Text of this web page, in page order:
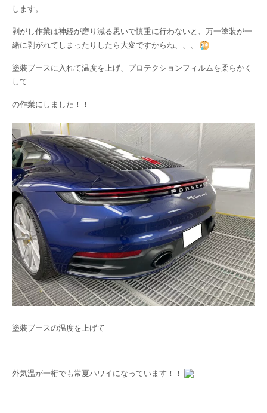
します。
剥がし作業は神経が磨り減る思いで慎重に行わないと、万一塗装が一
緒に剥がれてしまったりしたら大変ですからね、、、
塗装ブースに入れて温度を上げ、プロテクションフィルムを柔らかく
して
の作業にしました！！
塗装ブースの温度を上げて
外気温が一桁でも常夏ハワイになっています！！